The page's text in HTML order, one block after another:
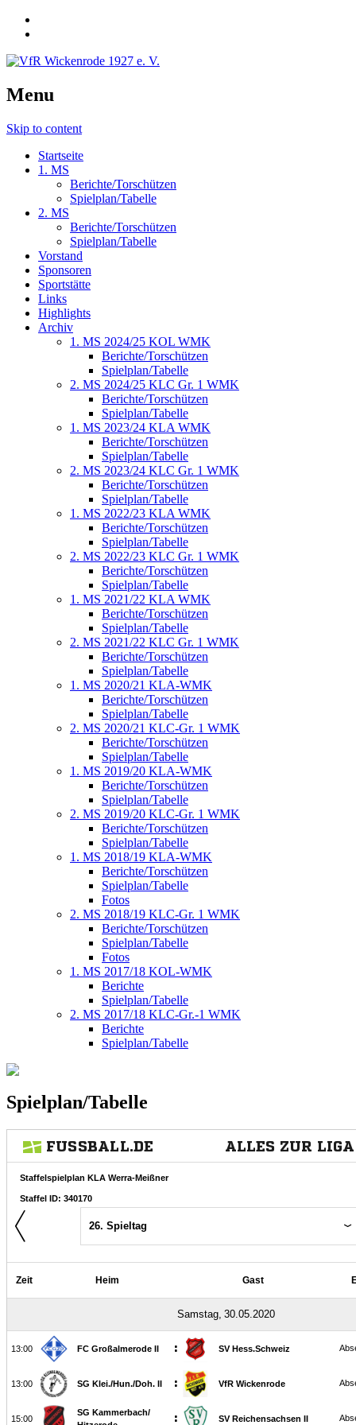
Menu
Skip to content
Startseite
1. MS
Berichte/Torschützen
Spielplan/Tabelle
2. MS
Berichte/Torschützen
Spielplan/Tabelle
Vorstand
Sponsoren
Sportstätte
Links
Highlights
Archiv
1. MS 2024/25 KOL WMK
Berichte/Torschützen
Spielplan/Tabelle
2. MS 2024/25 KLC Gr. 1 WMK
Berichte/Torschützen
Spielplan/Tabelle
1. MS 2023/24 KLA WMK
Berichte/Torschützen
Spielplan/Tabelle
2. MS 2023/24 KLC Gr. 1 WMK
Berichte/Torschützen
Spielplan/Tabelle
1. MS 2022/23 KLA WMK
Berichte/Torschützen
Spielplan/Tabelle
2. MS 2022/23 KLC Gr. 1 WMK
Berichte/Torschützen
Spielplan/Tabelle
1. MS 2021/22 KLA WMK
Berichte/Torschützen
Spielplan/Tabelle
2. MS 2021/22 KLC Gr. 1 WMK
Berichte/Torschützen
Spielplan/Tabelle
1. MS 2020/21 KLA-WMK
Berichte/Torschützen
Spielplan/Tabelle
2. MS 2020/21 KLC-Gr. 1 WMK
Berichte/Torschützen
Spielplan/Tabelle
1. MS 2019/20 KLA-WMK
Berichte/Torschützen
Spielplan/Tabelle
2. MS 2019/20 KLC-Gr. 1 WMK
Berichte/Torschützen
Spielplan/Tabelle
1. MS 2018/19 KLA-WMK
Berichte/Torschützen
Spielplan/Tabelle
Fotos
2. MS 2018/19 KLC-Gr. 1 WMK
Berichte/Torschützen
Spielplan/Tabelle
Fotos
1. MS 2017/18 KOL-WMK
Berichte
Spielplan/Tabelle
2. MS 2017/18 KLC-Gr.-1 WMK
Berichte
Spielplan/Tabelle
Spielplan/Tabelle